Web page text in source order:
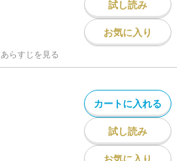
試し読み
お気に入り
あらすじを見る
カートに入れる
試し読み